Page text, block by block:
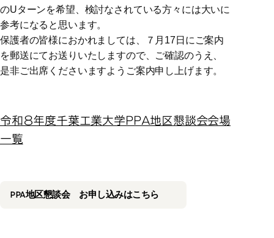
のUターンを希望、検討なされている方々には大いに
参考になると思います。
保護者の皆様におかれましては、７月17日にご案内
を郵送にてお送りいたしますので、ご確認のうえ、
是非ご出席くださいますようご案内申し上げます。
令和８年度千葉工業大学PPA地区懇談会会場
一覧
PPA地区懇談会 お申し込みはこちら